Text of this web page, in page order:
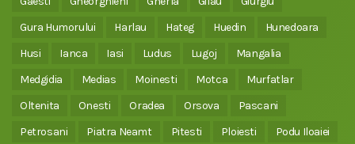
Gura Humorului
Harlau Hateg Huedin
Hunedoara
Husi
Ianca Iasi Ludus Lugoj
Mangalia
Medgidia
Medias Moinesti Motca
Murfatlar
Oltenita
Onesti Oradea Orsova
Pascani
Petrosani
Piatra Neamt Pitesti Ploiesti
Podu Iloaiei